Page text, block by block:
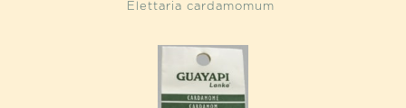
Elettaria cardamomum